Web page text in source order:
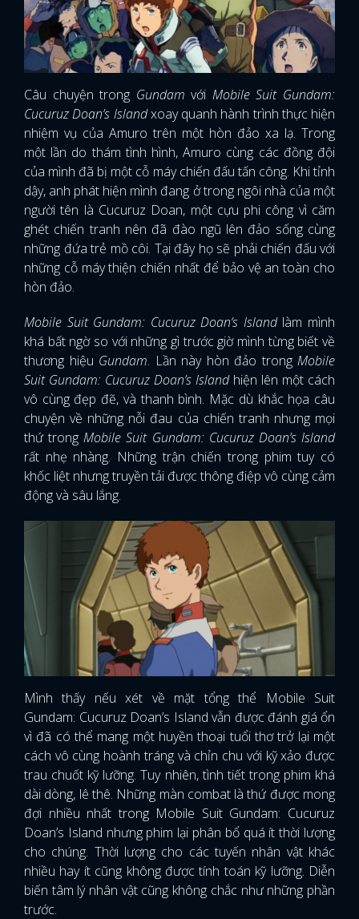
Câu chuyện trong Gundamvới Mobile Suit Gundam:
Cucuruz Doan’s Islandxoay quanh hành trình thực hiện
nhiệm vụ của Amuro trên một hòn đảo xa lạ. Trong
một lần do thám tình hình, Amuro cùng các đồng đội
của mình đã bị một cỗ máy chiến đấu tấn công. Khi tỉnh
dậy, anh phát hiện mình đang ở trong ngôi nhà của một
người tên là Cucuruz Doan, một cựu phi công vì căm
ghét chiến tranh nên đã đào ngũ lên đảo sống cùng
những đứa trẻ mồ côi. Tại đây họ sẽ phải chiến đấu với
những cỗ máy thiện chiến nhất để bảo vệ an toàn cho
hòn đảo.
Mobile Suit Gundam: Cucuruz Doan’s Islandlàm mình
khá bất ngờ so với những gì trước giờ mình từng biết về
thương hiệu Gundam. Lần này hòn đảo trongMobile
Suit Gundam: Cucuruz Doan’s Island hiện lên một cách
vô cùng đẹp đẽ, và thanh bình. Mặc dù khắc họa câu
chuyện về những nỗi đau của chiến tranh nhưng mọi
thứ trongMobile Suit Gundam: Cucuruz Doan’s Island
rất nhẹ nhàng. Những trận chiến trong phim tuy có
khốc liệt nhưng truyền tải được thông điệp vô cùng cảm
động và sâu lắng.
Mình thấy nếu xét về mặt tổng thể Mobile Suit
Gundam: Cucuruz Doan’s Island vẫn được đánh giá ổn
vì đã có thể mang một huyền thoại tuổi thơ trở lại một
cách vô cùng hoành tráng và chỉn chu với kỹ xảo được
trau chuốt kỹ lưỡng. Tuy nhiên, tình tiết trong phim khá
dài dòng, lê thê. Những màn combat là thứ được mong
đợi nhiều nhất trong Mobile Suit Gundam: Cucuruz
Doan’s Island nhưng phim lại phân bổ quá ít thời lượng
cho chúng. Thời lượng cho các tuyến nhân vật khác
nhiều hay ít cũng không được tính toán kỹ lưỡng. Diễn
biến tâm lý nhân vật cũng không chắc như những phần
trước.